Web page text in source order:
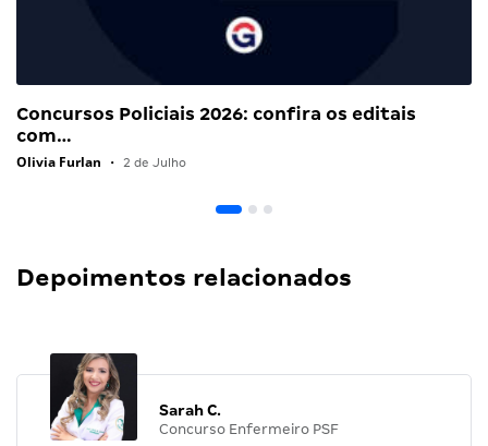
Concursos Policiais 2026: confira os editais
com…
Olivia Furlan • 2 de Julho
Depoimentos relacionados
Sarah C.
Concurso Enfermeiro PSF